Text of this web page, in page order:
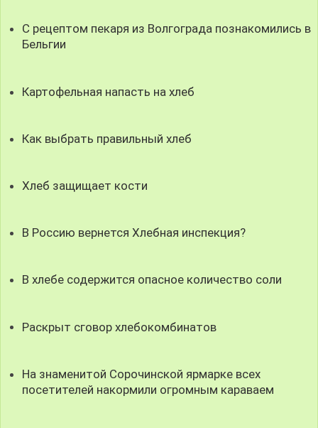
С рецептом пекаря из Волгограда познакомились в
Бельгии
Картофельная напасть на хлеб
Как выбрать правильный хлеб
Хлеб защищает кости
В Россию вернется Хлебная инспекция?
В хлебе содержится опасное количество соли
Раскрыт сговор хлебокомбинатов
На знаменитой Сорочинской ярмарке всех
посетителей накормили огромным караваем